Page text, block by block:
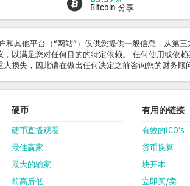
Bitcoin 分享
其他平台（“网站”）仅供您提供一般信息，从第
以满足您对任何目的的特定依赖。 任何使用或依
损失，因此请在做出任何决定之前咨询您的财务
硬币
硬币直播观看
最佳赢家
最大的输家
前高后低
有用的链接
有效的ICO's
货币换算
块开本
立即买/卖